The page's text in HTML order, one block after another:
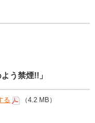
う禁煙!!」
る （4.2 MB）